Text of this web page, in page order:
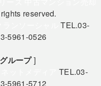
reserved.
TEL.03-
5961-0526
ループ]
TEL.03-
5961-5712